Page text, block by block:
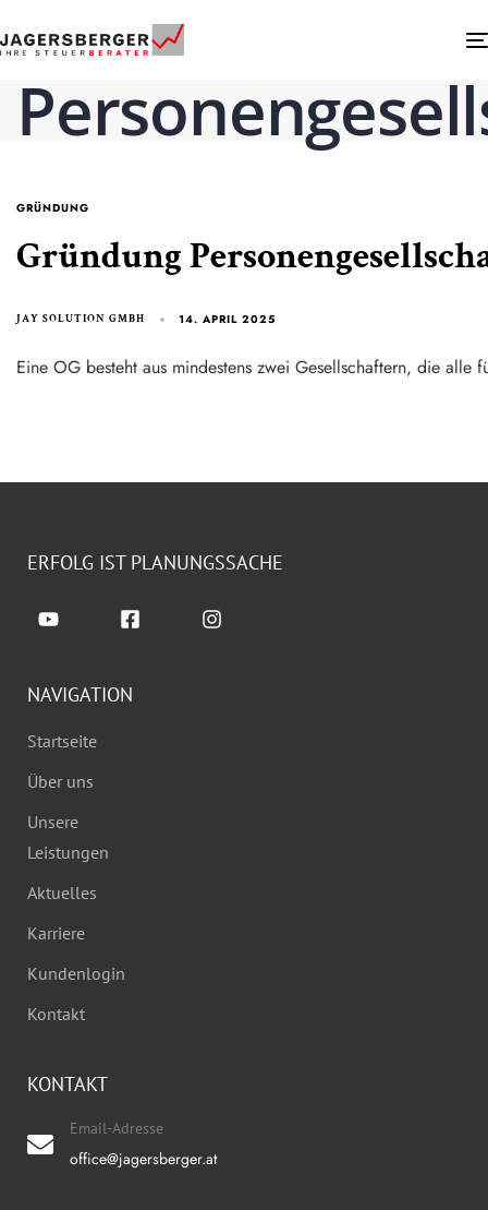
GRÜNDUNG
Gründung
JAY SOLUTION GMBH 14. APRIL 2025
Eine OG besteht aus mindestens zwei Gesellschaftern, die
ERFOLG IST PLANUNGSSACHE
NAVIGATION
Startseite
Über uns
Unsere
Leistungen
Aktuelles
Karriere
Kundenlogin
Kontakt
KONTAKT
Email-Adresse
office@jagersberger.at